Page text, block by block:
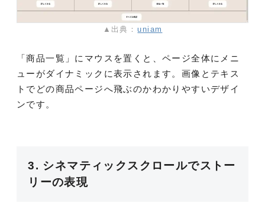
▲出典： uniam
「商品一覧」にマウスを置くと、ページ全体にメニ
ューがダイナミックに表示されます。画像とテキス
トでどの商品ページへ飛ぶのかわかりやすいデザイ
ンです。
3. シネマティックスクロールでストー
リーの表現